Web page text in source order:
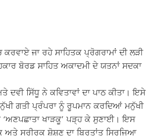
ਜਾ ਰਹੇ ਸਾਹਿਤਕ ਪ੍ਰੋਗਰਾਮਾਂ ਦੀ ਲੜੀ
ਬੋਰਡ ਸਾਹਿਤ ਅਕਾਦਮੀ ਦੇ ਯਤਨਾਂ ਸਦਕਾ
ਸਿੱਧੂ ਨੇ ਕਵਿਤਾਵਾਂ ਦਾ ਪਾਠ ਕੀਤਾ। ਇਸੇ
ਗਤੀ ਪ੍ਰੰਪਰਾ ਨੂੰ ਰੂਪਮਾਨ ਕਰਦਿਆਂ ਮਨੁੱਖੀ
‘ਅਣਪਛਾਤਾ ਖਾੜਕੂ’ ਪੜ੍ਹ ਕੇ ਸੁਣਾਈ। ਇਸ
ਅਤੇ ਸਰੀਰਕ ਸ਼ੋਸ਼ਣ ਦਾ ਬਿਰਤਾਂਤ ਸਿਰਜਿਆ